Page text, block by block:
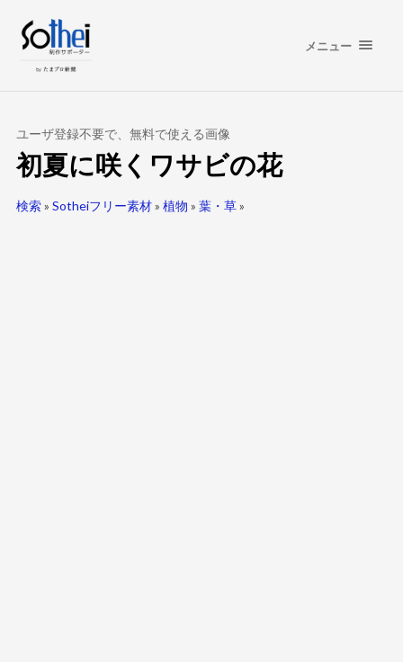
メニュー
ユーザ登録不要で、無料で使える画像
初夏に咲くワサビの花
検索» Sotheiフリー素材» 植物 » 葉・草»